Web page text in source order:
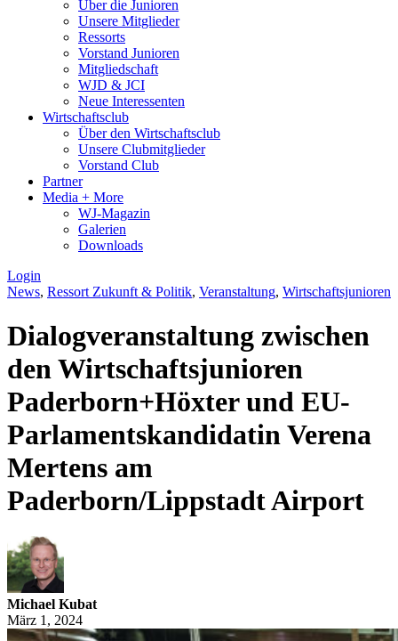
Über die Junioren
Unsere Mitglieder
Ressorts
Vorstand Junioren
Mitgliedschaft
WJD & JCI
Neue Interessenten
Wirtschaftsclub
Über den Wirtschaftsclub
Unsere Clubmitglieder
Vorstand Club
Partner
Media + More
WJ-Magazin
Galerien
Downloads
Login
News, Ressort Zukunft & Politik, Veranstaltung, Wirtschaftsjunioren
Dialogveranstaltung zwischen
den Wirtschaftsjunioren
Paderborn+Höxter und EU-
Parlamentskandidatin Verena
Mertens am
Paderborn/Lippstadt Airport
Michael Kubat
März 1, 2024